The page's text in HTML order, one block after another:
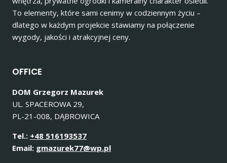
To elementy, które sami cenimy w codziennym życiu –
dlatego w każdym projekcie stawiamy na połączenie
wygody, jakości i atrakcyjnej ceny.
OFFICE
DOM Grzegorz Mazurek
UL. SPACEROWA 29,
PL-21-008, DĄBROWICA
Tel.: +48 516193537
Email: gmazurek77@wp.pl